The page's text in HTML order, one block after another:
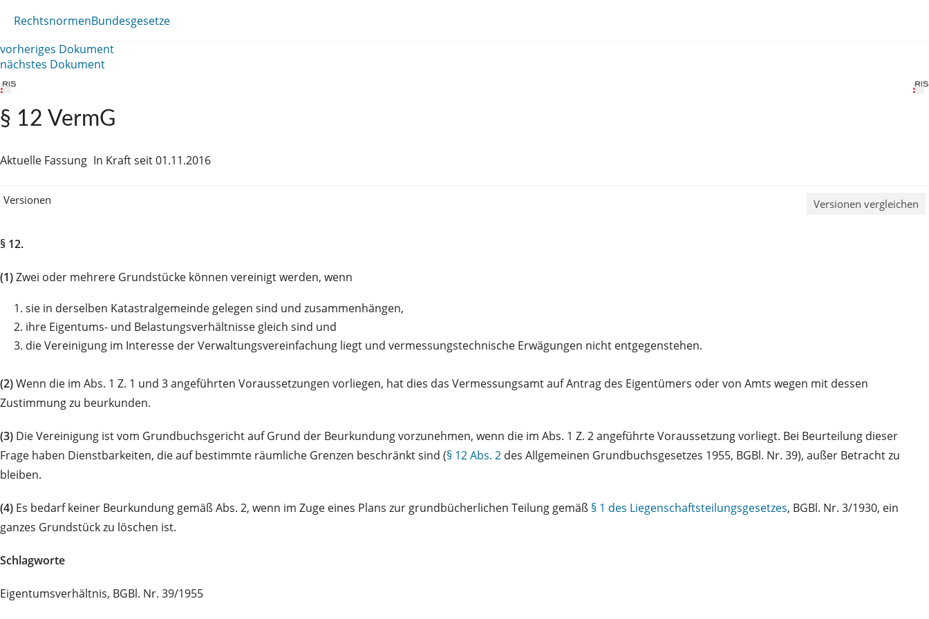
RechtsnormenBundesgesetze
vorheriges Dokument
nächstes Dokument
§ 12 VermG
Aktuelle Fassung In Kraft seit 01.11.2016
Versionen Versionen vergleichen
§ 12.
(1)Zwei oder mehrere Grundstücke können vereinigt werden, wenn
1. sie in derselben Katastralgemeinde gelegen sind und zusammenhängen,
2. ihre Eigentums- und Belastungsverhältnisse gleich sind und
3. die Vereinigung im Interesse der Verwaltungsvereinfachung liegt und vermessungstechnische Erwägungen nicht entgegenstehen.
(2)Wenn die im Abs. 1 Z. 1 und 3 angeführten Voraussetzungen vorliegen, hat dies das Vermessungsamt auf Antrag des Eigentümers oder von Amts wegen mit dessen
Zustimmung zu beurkunden.
(3) Die Vereinigung ist vom Grundbuchsgericht auf Grund der Beurkundung vorzunehmen, wenn die im Abs. 1 Z. 2 angeführte Voraussetzung vorliegt. Bei Beurteilung dieser
Frage haben Dienstbarkeiten, die auf bestimmte räumliche Grenzen beschränkt sind (§ 12 Abs. 2 des Allgemeinen Grundbuchsgesetzes 1955, BGBl. Nr. 39), außer Betracht zu
bleiben.
(4) Es bedarf keiner Beurkundung gemäß Abs. 2, wenn im Zuge eines Plans zur grundbücherlichen Teilung gemäß § 1 des Liegenschaftsteilungsgesetzes, BGBl. Nr. 3/1930, ein
ganzes Grundstück zu löschen ist.
Schlagworte
Eigentumsverhältnis, BGBl. Nr. 39/1955